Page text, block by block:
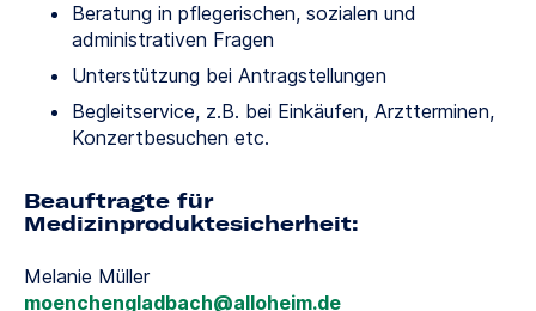
Beratung in pflegerischen, sozialen und
administrativen Fragen
Unterstützung bei Antragstellungen
Begleitservice, z.B. bei Einkäufen, Arztterminen,
Konzertbesuchen etc.
Beauftragte für
Medizinproduktesicherheit:
Melanie Müller
moenchengladbach
alloheim de